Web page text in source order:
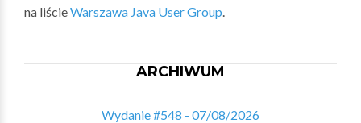
na liścieWarszawa Java User Group.
ARCHIWUM
Wydanie #548 - 07/08/2026